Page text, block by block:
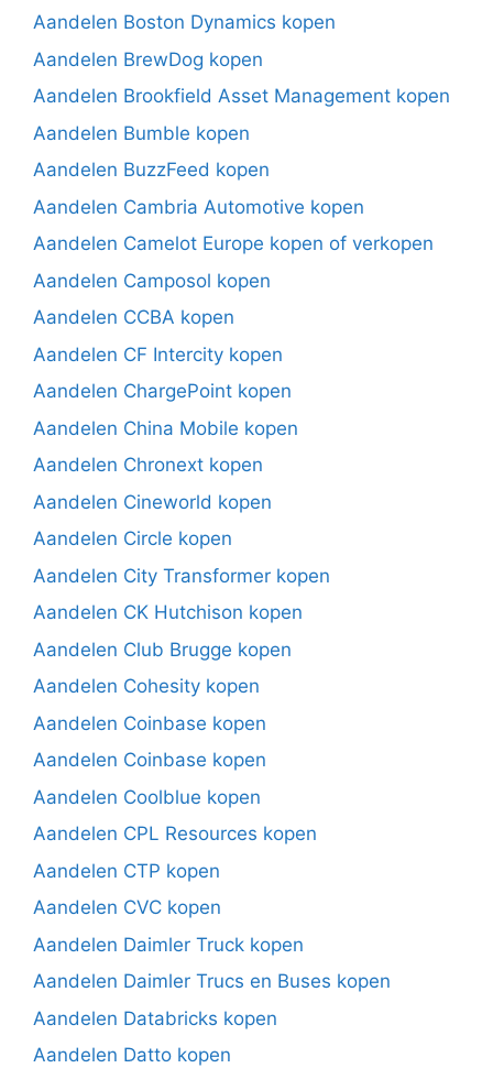
Aandelen Boston Dynamics kopen
Aandelen BrewDog kopen
Aandelen Brookfield Asset Management kopen
Aandelen Bumble kopen
Aandelen BuzzFeed kopen
Aandelen Cambria Automotive kopen
Aandelen Camelot Europe kopen of verkopen
Aandelen Camposol kopen
Aandelen CCBA kopen
Aandelen CF Intercity kopen
Aandelen ChargePoint kopen
Aandelen China Mobile kopen
Aandelen Chronext kopen
Aandelen Cineworld kopen
Aandelen Circle kopen
Aandelen City Transformer kopen
Aandelen CK Hutchison kopen
Aandelen Club Brugge kopen
Aandelen Cohesity kopen
Aandelen Coinbase kopen
Aandelen Coinbase kopen
Aandelen Coolblue kopen
Aandelen CPL Resources kopen
Aandelen CTP kopen
Aandelen CVC kopen
Aandelen Daimler Truck kopen
Aandelen Daimler Trucs en Buses kopen
Aandelen Databricks kopen
Aandelen Datto kopen